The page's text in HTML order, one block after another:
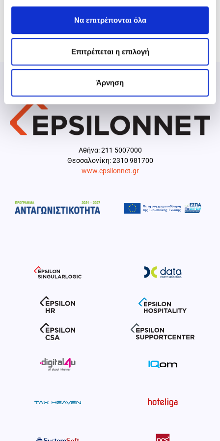
Να επιτρέπονται όλα
Επιτρέπεται η επιλογή
Άρνηση
Aθήνα: 211 5007000
Θεσσαλονίκη: 2310 981700
www.epsilonnet.gr